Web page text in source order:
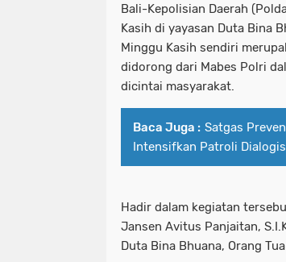
Bali-Kepolisian Daerah
Kasih di yayasan Duta Bina
Minggu Kasih sendiri
didorong dari Mabes Polri
dicintai masyarakat.
Baca Juga : Satgas
Intensifkan Patroli
Hadir dalam kegiatan
Jansen Avitus Panjaitan,
Duta Bina Bhuana, Orang